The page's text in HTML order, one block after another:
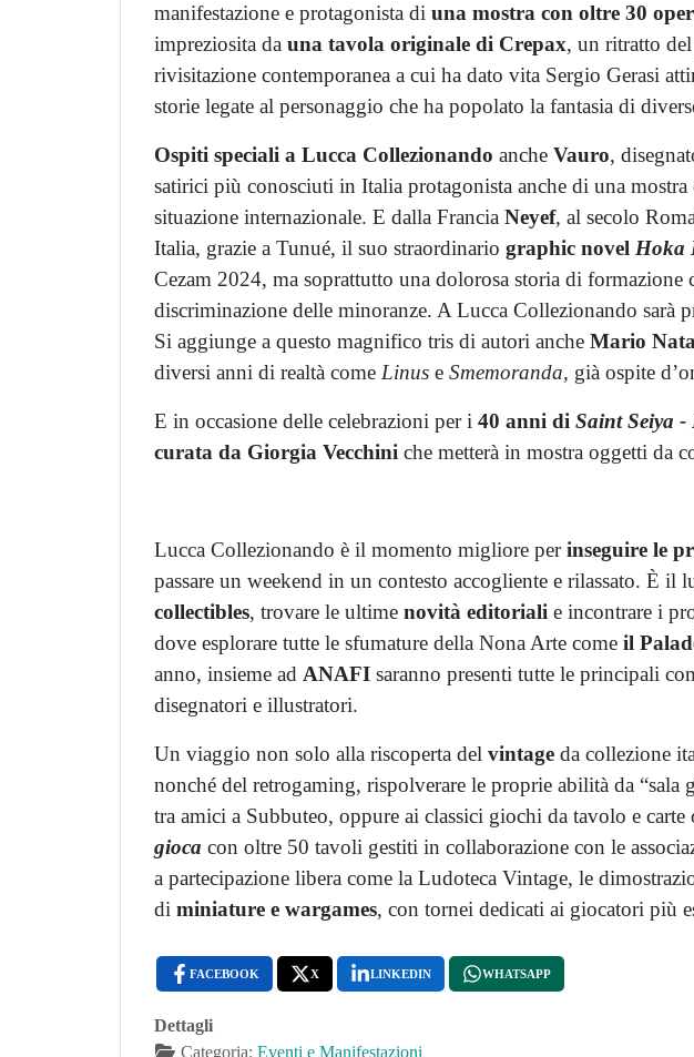
manifestazione e protagonista di una mostra con oltre 30
impreziosita da una tavola originale di Crepax, un ritratto
rivisitazione contemporanea a cui ha dato vita Sergio Gerasi
storie legate al personaggio che ha popolato la fantasia di
Ospiti speciali a Lucca Collezionando anche Vauro,
satirici più conosciuti in Italia protagonista anche di una
situazione internazionale. E dalla Francia Neyef, al secolo
Italia, grazie a Tunué, il suo straordinario graphic novel Hoka
Cezam 2024, ma soprattutto una dolorosa storia di
discriminazione delle minoranze. A Lucca Collezionando sarà
Si aggiunge a questo magnifico tris di autori anche Mario
diversi anni di realtà come Linus e Smemoranda, già ospite
E in occasione delle celebrazioni per i 40 anni di Saint Seiya
curata da Giorgia Vecchini che metterà in mostra oggetti da
Lucca Collezionando è il momento migliore perinseguire le
passare un weekend in un contesto accogliente e rilassato. È il
collectibles, trovare le ultime novità editoriali e incontrare i
dove esplorare tutte le sfumature della Nona Arte come il
anno, insieme ad ANAFI saranno presenti tutte le principali
disegnatori e illustratori.
Un viaggio non solo alla riscoperta del vintage da collezione
nonché del retrogaming, rispolverare le proprie abilità da
tra amici a Subbuteo, oppure ai classici giochi da tavolo e
gioca con oltre 50 tavoli gestiti in collaborazione con le
a partecipazione libera come la Ludoteca Vintage, le
di miniature e wargames, con tornei dedicati ai giocatori più
FACEBOOK X LINKEDIN WHATSAPP
Dettagli
Categoria: Eventi e Manifestazioni